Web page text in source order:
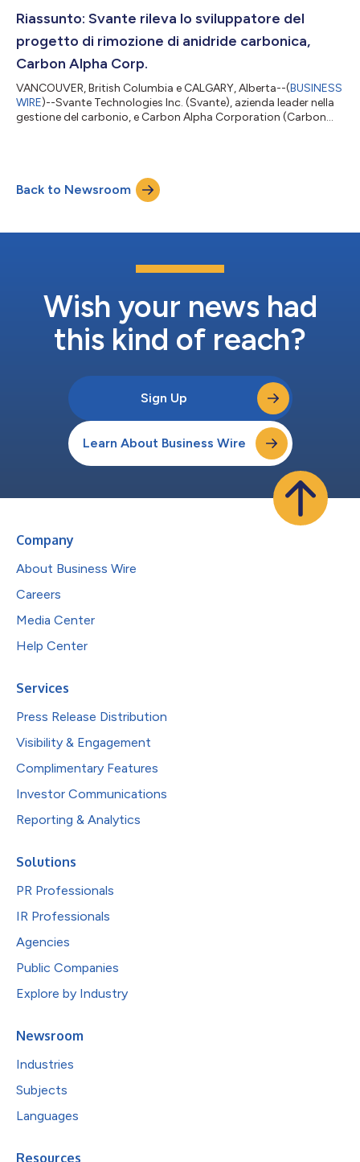
fattibilità condotto in diverse cartiere dell'azienda partner. Il
Riassunto: Svante rileva lo sviluppatore del
progetto di rimozione di anidride carbonica,
Carbon Alpha Corp.
VANCOUVER, British Columbia e CALGARY, Alberta--(BUSINESS
WIRE)--Svante Technologies Inc. (Svante), azienda leader nella
gestione del carbonio, e Carbon Alpha Corporation (Carbon
del presente annuncio, redatto nella lingua di partenza, è la
versione ufficiale che fa fede. Le traduzioni sono offerte
unicamente per comodità...
Back to Newsroom
Wish your news had
this kind of reach?
Sign Up
Learn About Business Wire
Company
About Business Wire
Careers
Media Center
Help Center
Services
Press Release Distribution
Visibility & Engagement
Complimentary Features
Investor Communications
Reporting & Analytics
Solutions
PR Professionals
IR Professionals
Agencies
Public Companies
Explore by Industry
Newsroom
Industries
Subjects
Languages
Resources